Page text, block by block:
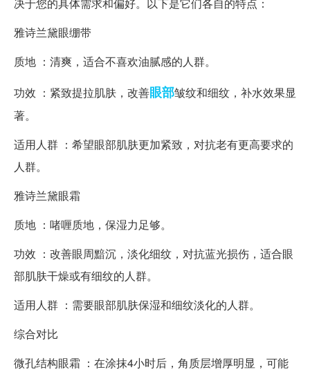
决于您的具体需求和偏好。以下是它们各自的特点：
雅诗兰黛眼绷带
质地 ：清爽，适合不喜欢油腻感的人群。
功效 ：紧致提拉肌肤，改善眼部皱纹和细纹，补水效果显
著。
适用人群 ：希望眼部肌肤更加紧致，对抗老有更高要求的
人群。
雅诗兰黛眼霜
质地 ：啫喱质地，保湿力足够。
功效 ：改善眼周黯沉，淡化细纹，对抗蓝光损伤，适合眼
部肌肤干燥或有细纹的人群。
适用人群 ：需要眼部肌肤保湿和细纹淡化的人群。
综合对比
微孔结构眼霜 ：在涂抹4小时后，角质层增厚明显，可能